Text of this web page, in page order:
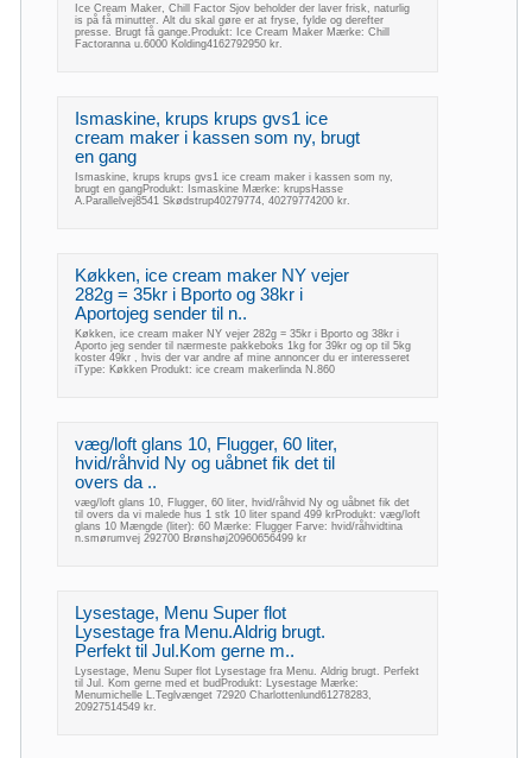
Ice Cream Maker, Chill Factor Sjov beholder der laver frisk, naturlig
is på få minutter. Alt du skal gøre er at fryse, fylde og derefter
presse. Brugt få gange.Produkt: Ice Cream Maker Mærke: Chill
Factoranna u.6000 Kolding4162792950 kr.
Ismaskine, krups krups gvs1 ice
cream maker i kassen som ny, brugt
en gang
Ismaskine, krups krups gvs1 ice cream maker i kassen som ny,
brugt en gangProdukt: Ismaskine Mærke: krupsHasse
A.Parallelvej8541 Skødstrup40279774, 40279774200 kr.
Køkken, ice cream maker NY vejer
282g = 35kr i Bporto og 38kr i
Aportojeg sender til n..
Køkken, ice cream maker NY vejer 282g = 35kr i Bporto og 38kr i
Aporto jeg sender til nærmeste pakkeboks 1kg for 39kr og op til 5kg
koster 49kr , hvis der var andre af mine annoncer du er interesseret
iType: Køkken Produkt: ice cream makerlinda N.860
væg/loft glans 10, Flugger, 60 liter,
hvid/råhvid Ny og uåbnet fik det til
overs da ..
væg/loft glans 10, Flugger, 60 liter, hvid/råhvid Ny og uåbnet fik det
til overs da vi malede hus 1 stk 10 liter spand 499 krProdukt: væg/loft
glans 10 Mængde (liter): 60 Mærke: Flugger Farve: hvid/råhvidtina
n.smørumvej 292700 Brønshøj20960656499 kr
Lysestage, Menu Super flot
Lysestage fra Menu.Aldrig brugt.
Perfekt til Jul.Kom gerne m..
Lysestage, Menu Super flot Lysestage fra Menu. Aldrig brugt. Perfekt
til Jul. Kom gerne med et budProdukt: Lysestage Mærke:
Menumichelle L.Teglvænget 72920 Charlottenlund61278283,
20927514549 kr.